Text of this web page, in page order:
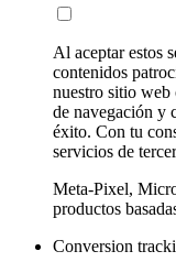
Al aceptar estos
contenidos
nuestro sitio web
de navegación y
éxito. Con tu
servicios de
Meta-Pixel,
productos
Conversion